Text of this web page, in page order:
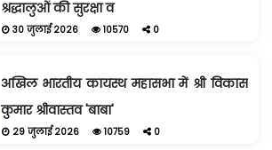
श्रद्धालुओं की सुरक्षा व
30 जुलाई 2026 10570 0
अखिल भारतीय कायस्थ महासभा में श्री विकास
कुमार श्रीवास्तव 'बाबा'
29 जुलाई 2026 10759 0